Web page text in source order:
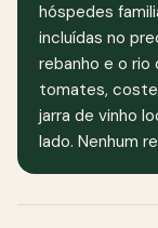
hóspedes
incluídas no
rebanho e o rio
tomates,
jarra de vinho
lado. Nenhum